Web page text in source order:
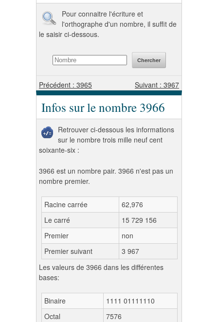
Pour connaitre l'écriture et
l'orthographe d'un nombre, il suffit de
le saisir ci-dessous.
Précédent : 3965 Suivant : 3967
Infos sur le nombre 3966
Retrouver ci-dessous les informations
sur le nombre trois mille neuf cent
soixante-six :
3966 est un nombre pair. 3966 n'est pas un
nombre premier.
Racine carrée
62,976
Le carré
15 729 156
Premier
non
Premier suivant
3 967
Les valeurs de 3966 dans les différentes
bases:
Binaire
1111 01111110
Octal
7576